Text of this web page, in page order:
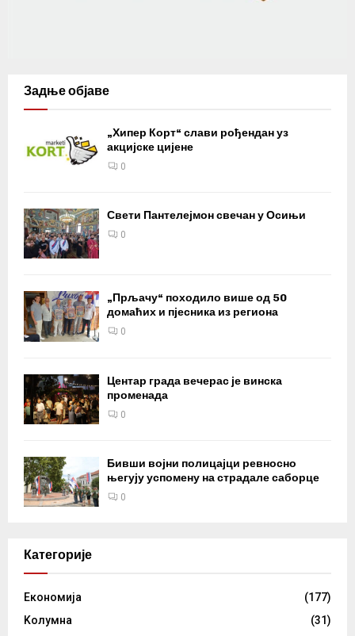
Задње објаве
„Хипер Корт“ слави рођендан уз
акцијске цијене
0
Свети Пантелејмон свечан у Осињи
0
„Прљачу“ походило више од 50
домаћих и пјесника из региона
0
Центар града вечерас је винска
променада
0
Бивши војни полицајци ревносно
његују успомену на страдале саборце
0
Категорије
Eкономија
(177)
Kолумнa
(31)